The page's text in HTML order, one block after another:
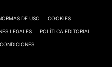
DE USO COOKIES
LEGALES POLÍTICA EDITORIAL